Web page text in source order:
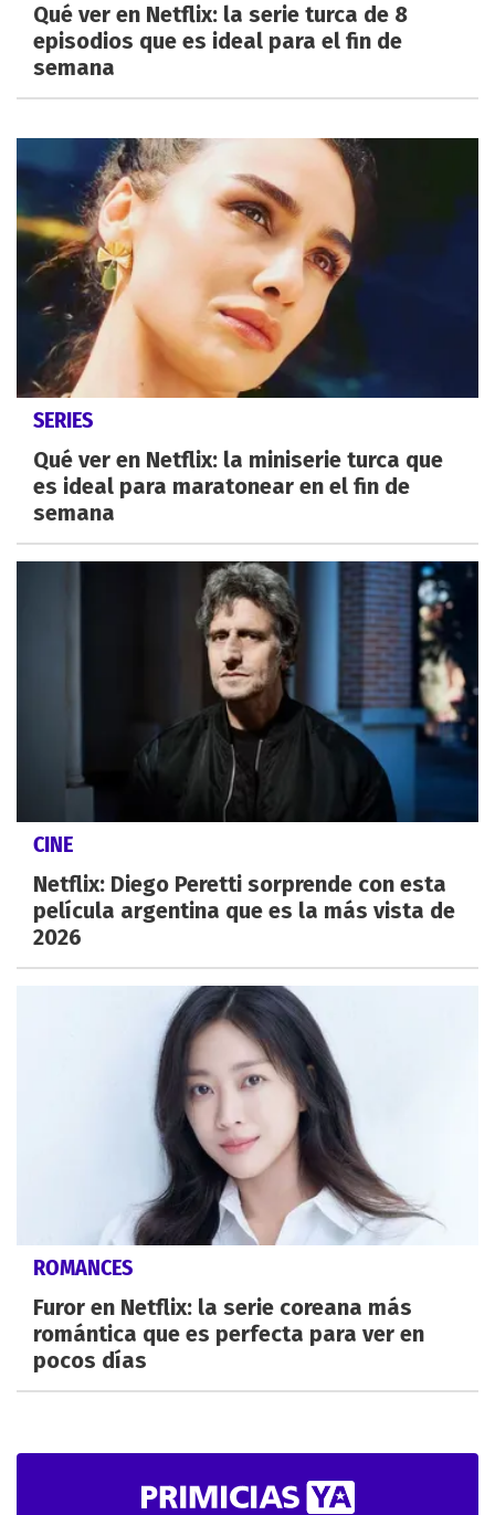
Qué ver en Netflix: la serie turca de 8
episodios que es ideal para el fin de
semana
SERIES
Qué ver en Netflix: la miniserie turca que
es ideal para maratonear en el fin de
semana
CINE
Netflix: Diego Peretti sorprende con esta
película argentina que es la más vista de
2026
ROMANCES
Furor en Netflix: la serie coreana más
romántica que es perfecta para ver en
pocos días